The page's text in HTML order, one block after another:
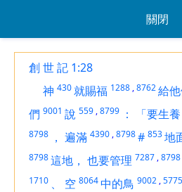
關閉
創 世 記 1:28
神 430就賜福 1288 ,8762給
們 9001 說 559 ,8799 ： 「要生養
8798 ， 遍滿 4390 ,8798# 853地
8798這地， 也要管理 7287 ,8798
1710 、 空 8064中的鳥 9002 ,5775